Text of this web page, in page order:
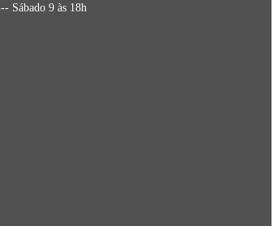
Sábado 9 às 18h